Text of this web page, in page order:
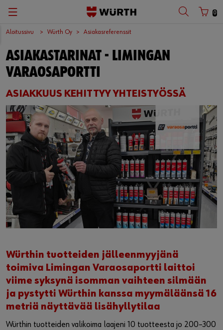
0
Aloitussivu Würth Oy Asiakasreferenssit
ASIAKASTARINAT - LIMINGAN
VARAOSAPORTTI
ASIAKKUUS KEHITTYY YHTEISTYÖSSÄ
Würthin tuotteiden jälleenmyyjänä
toimiva Limingan Varaosaportti laittoi
viime syksynä isomman vaihteen silmään
ja pystytti Würthin kanssa myymäläänsä 16
metriä näyttävää lisähyllytilaa
Würthin tuotteiden valikoima laajeni 10 tuotteesta jo 200–300